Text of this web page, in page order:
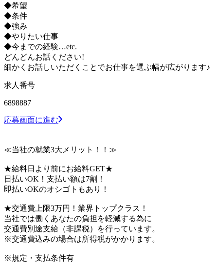
◆希望
◆条件
◆強み
◆やりたい仕事
◆今までの経験…etc.
どんどんお話ください!
細かくお話しいただくことでお仕事を選ぶ幅が広がります♪
求人番号
6898887
応募画面に進む
≪当社の就業3大メリット！！≫
★給料日より前にお給料GET★
日払いOK！支払い額は7割！
即払いOKのオシゴトもあり！
★交通費上限3万円！業界トップクラス！
当社では働くあなたの負担を軽減する為に
交通費別途支給（非課税）を行っています。
※交通費込みの場合は所得税がかかります。
※規定・支払条件有